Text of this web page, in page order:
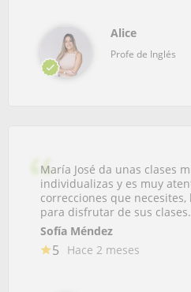
Alice
Profe de Inglés
María José da unas clases
individualizas y es muy
correcciones que
para disfrutar de sus clases.
Sofía Méndez
5 Hace 2 meses